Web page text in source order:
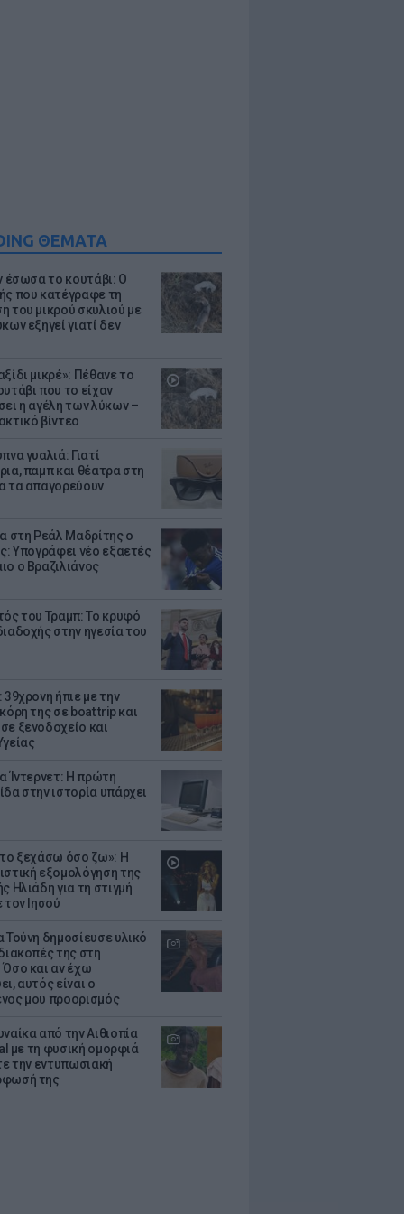
ΘΕΜΑΤΑ
έσωσα το κουτάβι: Ο
που κατέγραφε τη
του μικρού σκυλιού με
εξηγεί γιατί δεν
μικρέ»: Πέθανε το
που το είχαν
η αγέλη των λύκων –
βίντεο
γυαλιά: Γιατί
παμπ και θέατρα στη
τα απαγορεύουν
στη Ρεάλ Μαδρίτης ο
Υπογράφει νέο εξαετές
ο Βραζιλιάνος
του Τραμπ: Το κρυφό
στην ηγεσία του
39χρονη ήπιε με την
της σε boat trip και
ξενοδοχείο και
Ίντερνετ: Η πρώτη
στην ιστορία υπάρχει
ξεχάσω όσο ζω»: Η
εξομολόγηση της
Ηλιάδη για τη στιγμή
τον Ιησού
Τούνη δημοσίευσε υλικό
της στη
Όσο και αν έχω
αυτός είναι ο
μου προορισμός
από την Αιθιοπία
με τη φυσική ομορφιά
την εντυπωσιακή
της